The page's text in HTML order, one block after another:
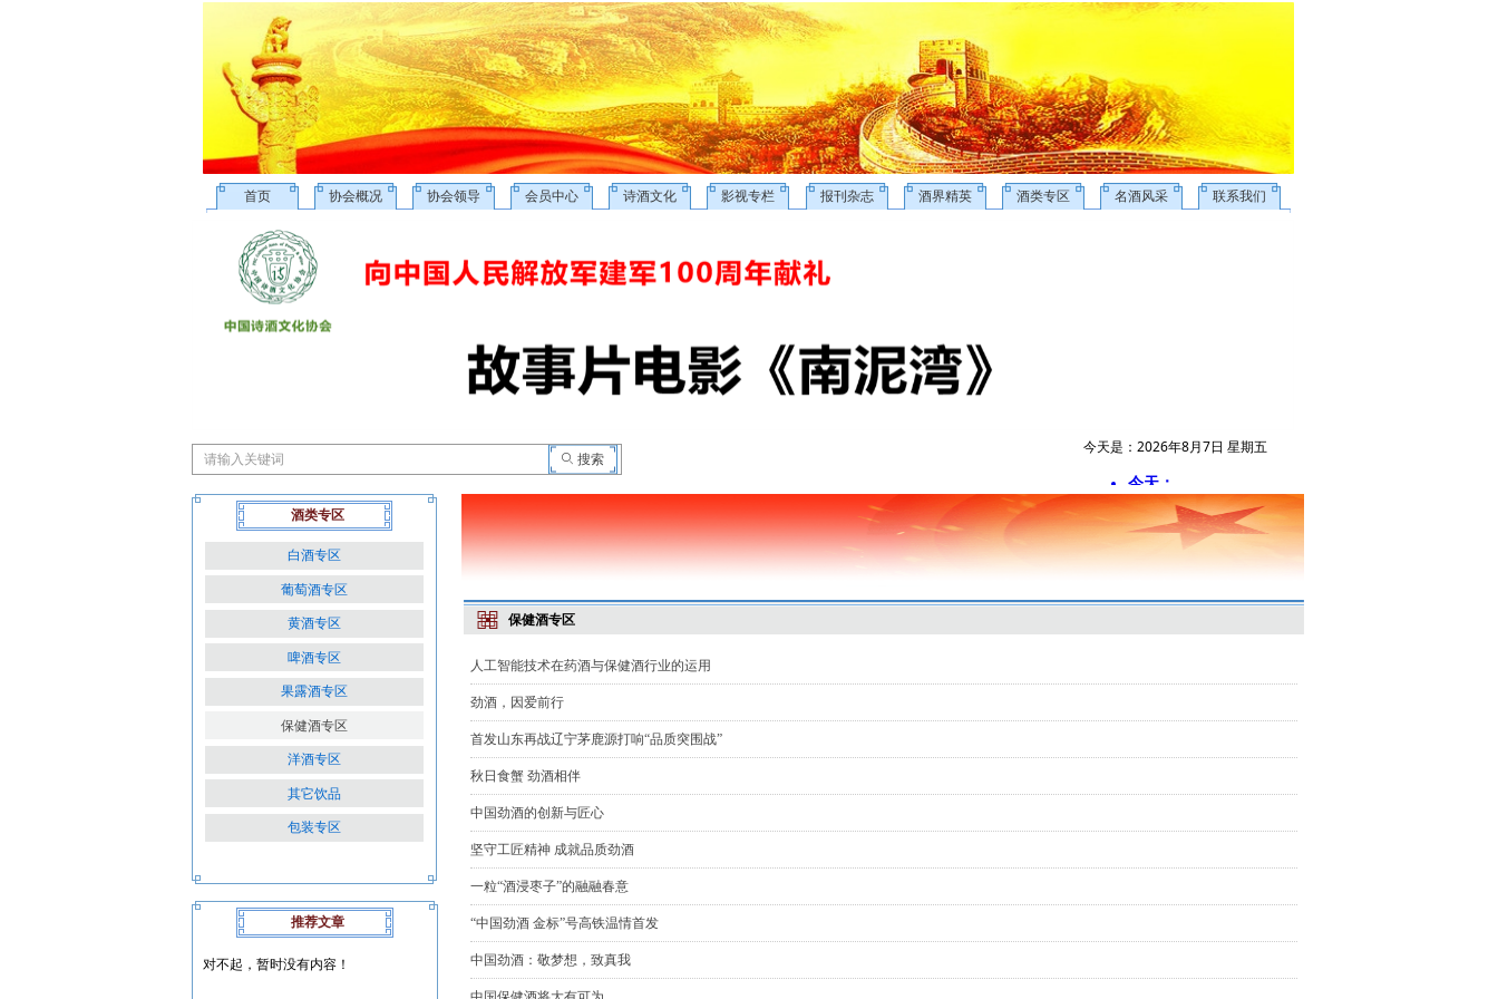
首页 协会概况 协会领导 会员中心 诗酒文化 影视专栏 报刊杂志 酒界精英 酒类专区 名酒风采 联系我们
今天是：2026年8月7日 星期五
ꄙ 搜索
酒类专区
白酒专区
葡萄酒专区
黄酒专区
啤酒专区
果露酒专区
保健酒专区
洋酒专区
其它饮品
包装专区
推荐文章
对不起，暂时没有内容！
保健酒专区
人工智能技术在药酒与保健酒行业的运用
劲酒，因爱前行
首发山东再战辽宁茅鹿源打响“品质突围战”
秋日食蟹 劲酒相伴
中国劲酒的创新与匠心
坚守工匠精神 成就品质劲酒
一粒“酒浸枣子”的融融春意
“中国劲酒 金标”号高铁温情首发
中国劲酒：敬梦想，致真我